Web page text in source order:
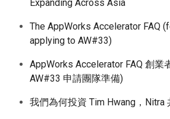
Expanding Across Asia
The AppWorks Accelerator FAQ
applying to AW#33)
AppWorks Accelerator FAQ 創業
AW#33 申請團隊準備)
我們為何投資 Tim Hwang，Nitra